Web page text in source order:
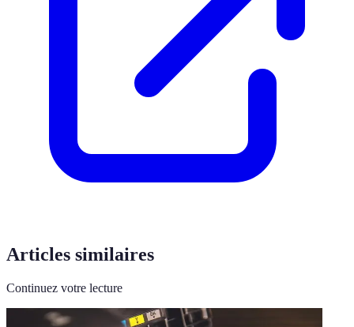
Articles similaires
Continuez votre lecture